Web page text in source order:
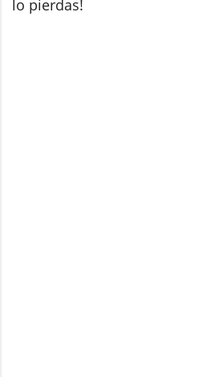
lo pierdas!